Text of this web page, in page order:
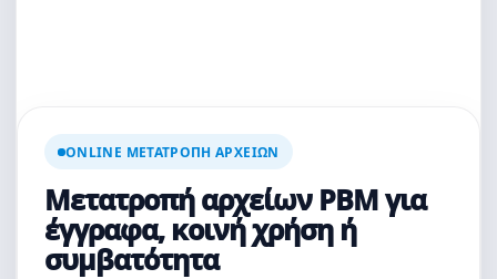
ONLINE ΜΕΤΑΤΡΟΠΉ ΑΡΧΕΊΩΝ
Μετατροπή αρχείων PBM για
έγγραφα, κοινή χρήση ή
συμβατότητα